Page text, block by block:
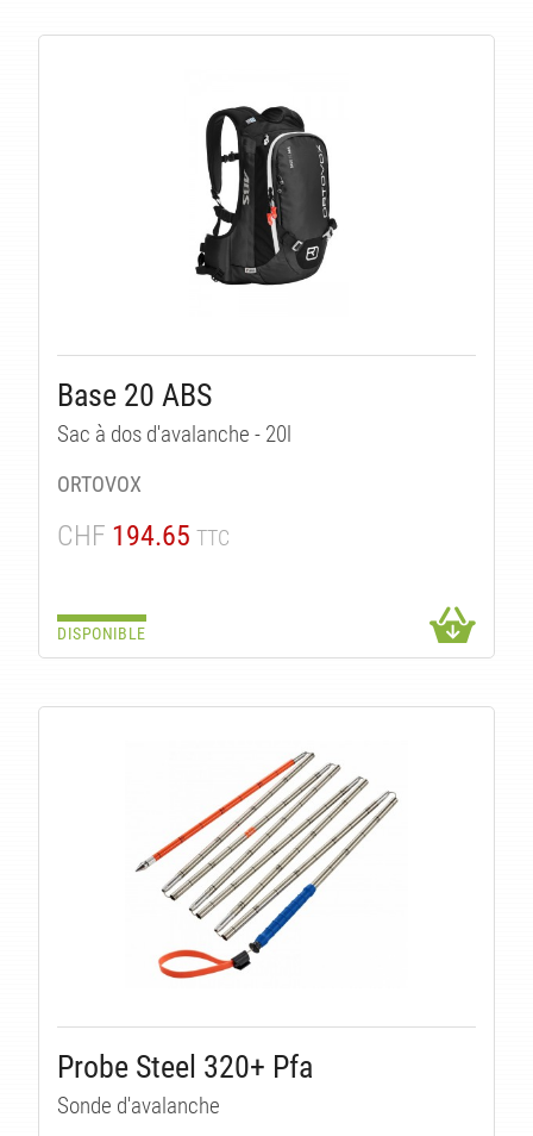
Base 20 ABS
Sac à dos d'avalanche - 20l
ORTOVOX
CHF 194.65 TTC
DISPONIBLE
Probe Steel 320+ Pfa
Sonde d'avalanche